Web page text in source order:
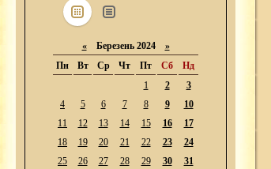
«Березень 2024 »
Пн
Вт Ср Чт Пт Сб
Нд
1
2
3
4
5 6 7 8 9
10
11
12 13 14 15 16
17
18
19 20 21 22 23
24
25
26 27 28 29 30 31